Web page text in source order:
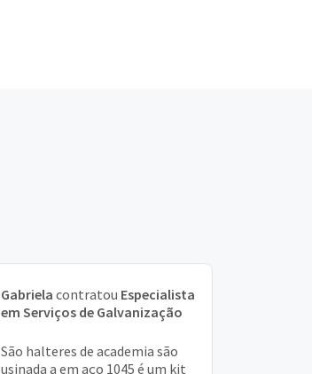
Gabriela contratou Especialista
em Serviços de Galvanização
São halteres de academia são
usinada a em aço 1045 é um kit